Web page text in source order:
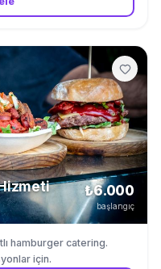
₺6.000
başlangıç
hamburger catering.
için.